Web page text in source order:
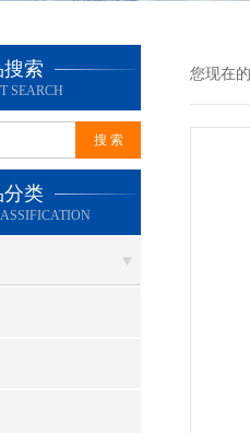
搜索
SEARCH
分类
您现在